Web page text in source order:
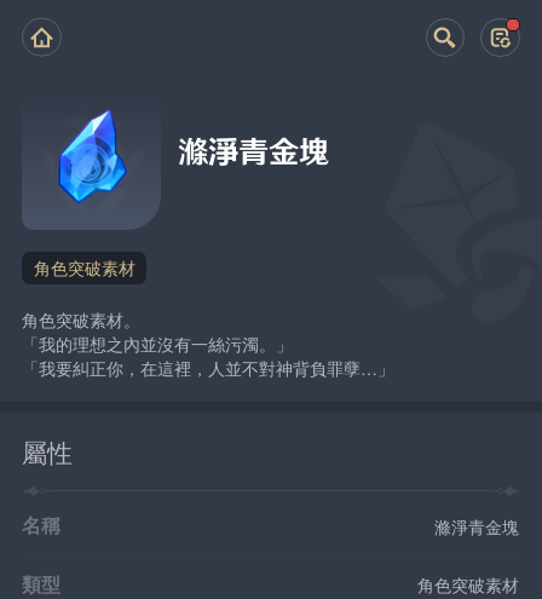
滌淨青金塊
角色突破素材
角色突破素材。
「我的理想之內並沒有一絲污濁。」
「我要糾正你，在這裡，人並不對神背負罪孽…」
屬性
名稱 滌淨青金塊
類型 角色突破素材